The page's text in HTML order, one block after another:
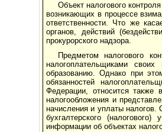
Объект налогового
возникающих в процессе
ответственности. Что же
органов, действий
прокурорского надзора.
Предметом налогового
налогоплательщиками
образованию. Однако при
обязанностей
Федерации, относится также
налогообложения и
начисления и уплаты налогов.
бухгалтерского
информации об объектах